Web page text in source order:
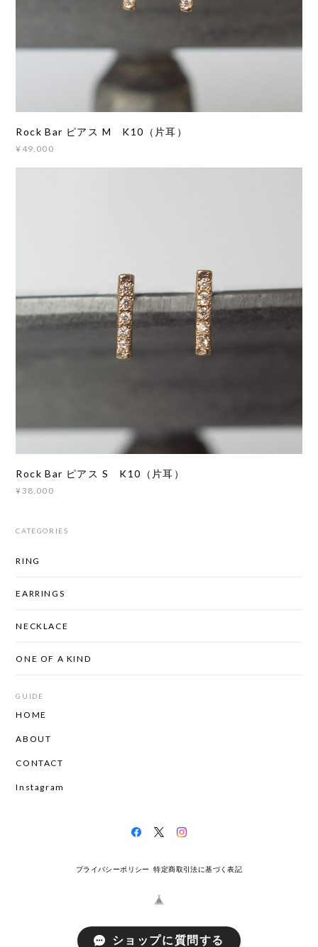
Rock Bar ピアス M K10（片耳）
¥49,000
Rock Bar ピアス S K10（片耳）
¥38,000
CATEGORIES
RING
EARRINGS
NECKLACE
ONE OF A KIND
GUIDE
HOME
ABOUT
CONTACT
Instagram
プライバシーポリシー 特定商取引法に基づく表記
ショップに質問する